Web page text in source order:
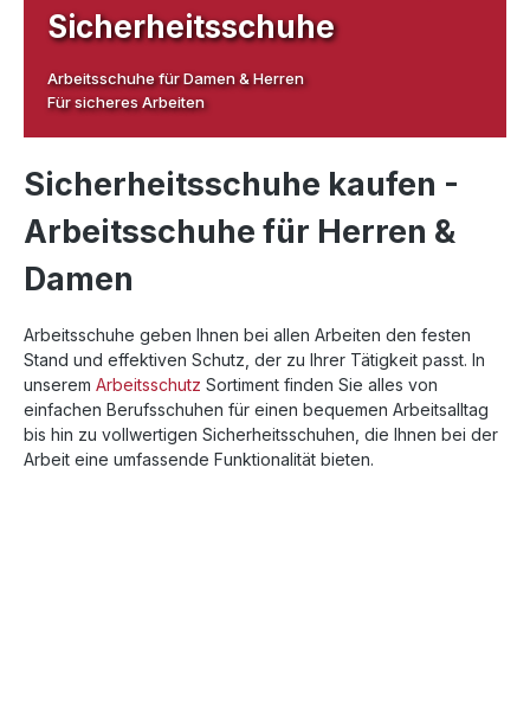
Sicherheitsschuhe
Arbeitsschuhe für Damen & Herren
Für sicheres Arbeiten
Sicherheitsschuhe kaufen -
Arbeitsschuhe für Herren &
Damen
Arbeitsschuhe geben Ihnen bei allen Arbeiten den festen
Stand und effektiven Schutz, der zu Ihrer Tätigkeit passt. In
unserem Arbeitsschutz Sortiment finden Sie alles von
einfachen Berufsschuhen für einen bequemen Arbeitsalltag
bis hin zu vollwertigen Sicherheitsschuhen, die Ihnen bei der
Arbeit eine umfassende Funktionalität bieten.